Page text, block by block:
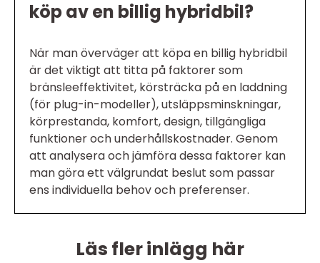
köp av en billig hybridbil?
När man överväger att köpa en billig hybridbil
är det viktigt att titta på faktorer som
bränsleeffektivitet, körsträcka på en laddning
(för plug-in-modeller), utsläppsminskningar,
körprestanda, komfort, design, tillgängliga
funktioner och underhållskostnader. Genom
att analysera och jämföra dessa faktorer kan
man göra ett välgrundat beslut som passar
ens individuella behov och preferenser.
Läs fler inlägg här